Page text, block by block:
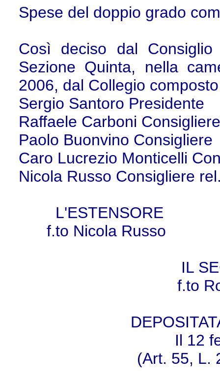
Spese del doppio grado
Così deciso dal
Sezione Quinta, nella
2006, dal Collegio
Sergio Santoro Presidente
Raffaele Carboni Consigliere
Paolo Buonvino Consigliere
Caro Lucrezio Monticelli
Nicola Russo Consigliere
f.to Nicola
IL
f.to
Il 12
(Art. 55, L.